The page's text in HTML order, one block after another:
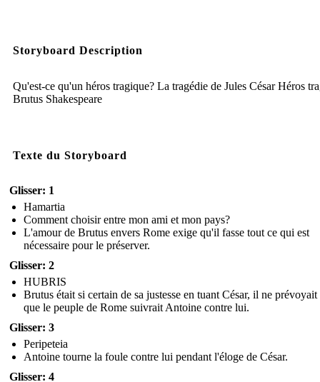
Storyboard Description
Qu'est-ce qu'un héros tragique? La tragédie de Jules César Héros
Brutus Shakespeare
Texte du Storyboard
Glisser: 1
Hamartia
Comment choisir entre mon ami et mon pays?
L'amour de Brutus envers Rome exige qu'il fasse tout ce qui est
nécessaire pour le préserver.
Glisser: 2
HUBRIS
Brutus était si certain de sa justesse en tuant César, il ne prévoyait
que le peuple de Rome suivrait Antoine contre lui.
Glisser: 3
Peripeteia
Antoine tourne la foule contre lui pendant l'éloge de César.
Glisser: 4